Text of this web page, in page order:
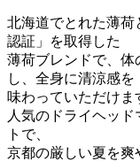
北海道でとれた薄荷
認証」を取得した
薄荷ブレンドで、体
し、全身に清涼感を
味わっていただけま
人気のドライヘッ
トで、
京都の厳しい夏を爽